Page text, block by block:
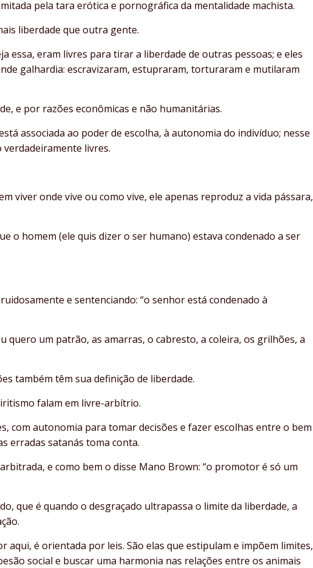
pela tara erótica e pornográfica da mentalidade machista.
liberdade que outra gente.
essa, eram livres para tirar a liberdade de outras pessoas; e eles
galhardia: escravizaram, estupraram, torturaram e mutilaram
e por razões econômicas e não humanitárias.
associada ao poder de escolha, à autonomia do indivíduo; nesse
livres.
viver onde vive ou como vive, ele apenas reproduz a vida pássara,
o homem (ele quis dizer o ser humano) estava condenado a ser
e sentenciando: “o senhor está condenado à
quero um patrão, as amarras, o cabresto, a coleira, os grilhões, a
também têm sua definição de liberdade.
falam em livre-arbítrio.
com autonomia para tomar decisões e fazer escolhas entre o bem
erradas satanás toma conta.
e como bem o disse Mano Brown: “o promotor é só um
que é quando o desgraçado ultrapassa o limite da liberdade, a
aqui, é orientada por leis. São elas que estipulam e impõem limites,
social e buscar uma harmonia nas relações entre os animais